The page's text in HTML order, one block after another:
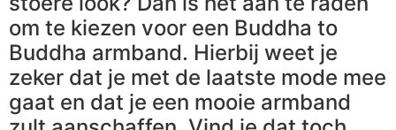
om te kiezen voor een Buddha to
Buddha armband. Hierbij weet je
zeker dat je met de laatste mode mee
gaat en dat je een mooie armband